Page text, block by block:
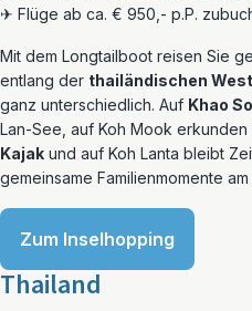
✈ Flüge ab ca. € 950,- p.P.
Mit dem Longtailboot reisen Sie
entlang der thailändischen
ganz unterschiedlich. Auf Khao
Lan-See, auf Koh Mook erkunden
Kajak und auf Koh Lanta bleibt
gemeinsame Familienmomente am
Zum Inselhopping
Thailand